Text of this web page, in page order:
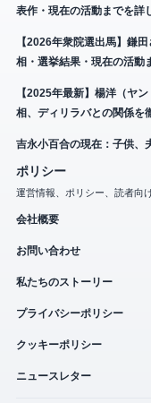
表作・現在の活動までを詳
【2026年衆院選出馬】鎌
相・選挙結果・現在の活動
【2025年最新】楊洋（ヤ
相、ディリラバとの関係を
吉永小百合の現在：子供、
ポリシー
運営情報、ポリシー、読者向
会社概要
お問い合わせ
私たちのストーリー
プライバシーポリシー
クッキーポリシー
ニュースレター